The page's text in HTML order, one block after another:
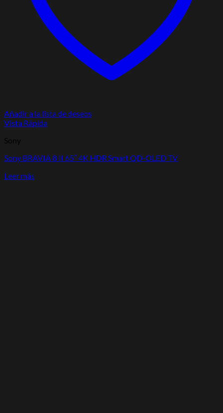
Añadir a la lista de deseos
Vista Rápida
Sony
Sony BRAVIA 8 II 65″ 4K HDR Smart QD-OLED TV
Leer más